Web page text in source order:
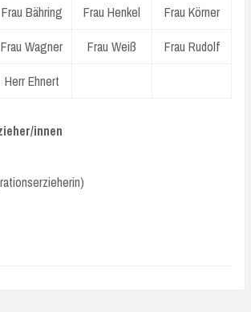
Frau Bähring Frau Henkel
Frau Körner
Frau Wagner Frau Weiß
Frau Rudolf
Herr Ehnert
innen